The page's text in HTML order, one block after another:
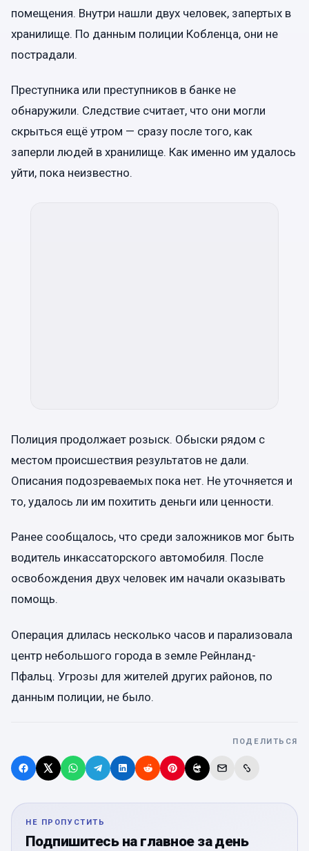
помещения. Внутри нашли двух человек, запертых в
хранилище. По данным полиции Кобленца, они не
пострадали.
Преступника или преступников в банке не
обнаружили. Следствие считает, что они могли
скрыться ещё утром — сразу после того, как
заперли людей в хранилище. Как именно им удалось
уйти, пока неизвестно.
Полиция продолжает розыск. Обыски рядом с
местом происшествия результатов не дали.
Описания подозреваемых пока нет. Не уточняется и
то, удалось ли им похитить деньги или ценности.
Ранее сообщалось, что среди заложников мог быть
водитель инкассаторского автомобиля. После
освобождения двух человек им начали оказывать
помощь.
Операция длилась несколько часов и парализовала
центр небольшого города в земле Рейнланд-
Пфальц. Угрозы для жителей других районов, по
данным полиции, не было.
ПОДЕЛИТЬСЯ
НЕ ПРОПУСТИТЬ
Подпишитесь на главное за день